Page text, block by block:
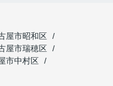
屋市昭和区
屋市瑞穂区
市中村区